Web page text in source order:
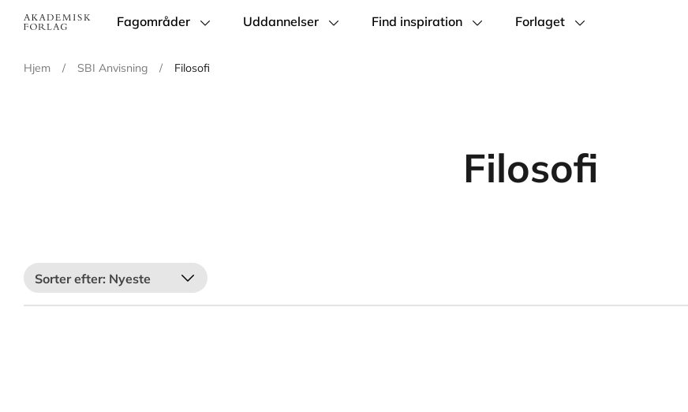
Main
Fagområder Uddannelser Find inspiration Forlaget
Hjem / SBI Anvisning / Filosofi
Filosofi
Nyeste